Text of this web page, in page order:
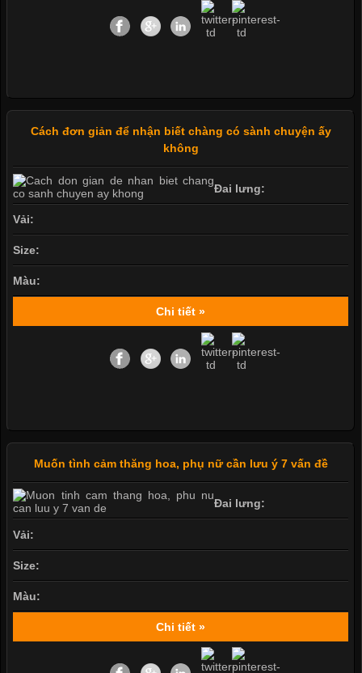
Cách đơn giản để nhận biết chàng có sành chuyện ấy
không
Đai lưng:
Vải:
Size:
Màu:
Chi tiết »
Muốn tình cảm thăng hoa, phụ nữ cần lưu ý 7 vấn đề
Đai lưng:
Vải:
Size:
Màu:
Chi tiết »